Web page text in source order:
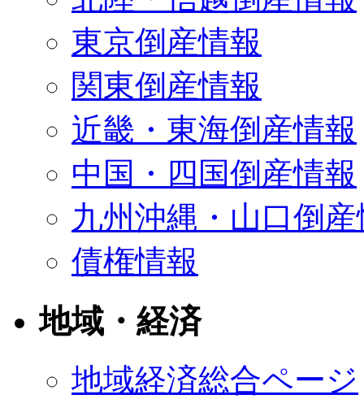
東京倒産情報
関東倒産情報
近畿・東海倒産情報
中国・四国倒産情報
九州沖縄・山口倒
債権情報
地域・経済
地域経済総合ページ